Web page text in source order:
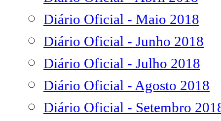
Diário Oficial - Maio 2018
Diário Oficial - Junho 2018
Diário Oficial - Julho 2018
Diário Oficial - Agosto 2018
Diário Oficial - Setembro